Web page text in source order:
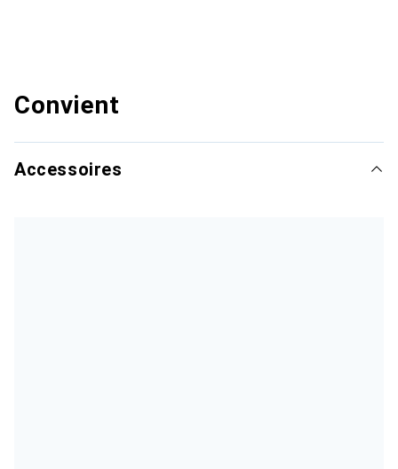
Convient
Accessoires